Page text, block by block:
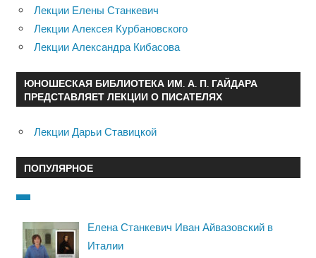
Лекции Елены Станкевич
Лекции Алексея Курбановского
Лекции Александра Кибасова
ЮНОШЕСКАЯ БИБЛИОТЕКА ИМ. А. П. ГАЙДАРА
ПРЕДСТАВЛЯЕТ ЛЕКЦИИ О ПИСАТЕЛЯХ
Лекции Дарьи Ставицкой
ПОПУЛЯРНОЕ
Елена Станкевич Иван Айвазовский в
Италии